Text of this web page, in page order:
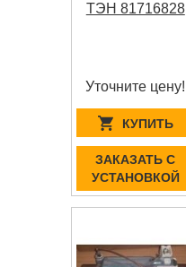
ТЭН 81716828
Уточните цену!
КУПИТЬ
ЗАКАЗАТЬ С
УСТАНОВКОЙ